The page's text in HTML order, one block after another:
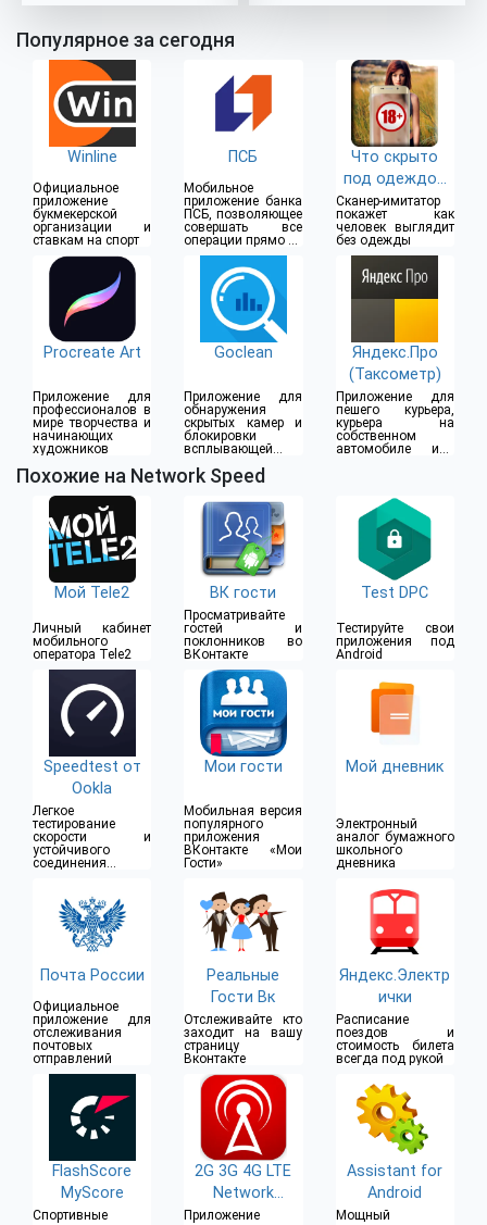
Популярное за сегодня
Winline
Официальное
приложение
букмекерской
организации и
ставкам на спорт
ПСБ
Мобильное
приложение банка
ПСБ, позволяющее
совершать все
операции прямо из
дома
Что скрыто
под одеждой
(18+)
Сканер-имитатор
покажет как
человек выглядит
без одежды
Procreate Art
Приложение для
профессионалов в
мире творчества и
начинающих
художников
Goclean
Приложение для
обнаружения
скрытых камер и
блокировки
всплывающей
Яндекс.Про
(Таксометр)
Приложение для
пешего курьера,
курьера на
собственном
автомобиле или
Похожие на Network Speed
Мой Tele2
Личный кабинет
мобильного
оператора Tele2
ВК гости
Просматривайте
гостей и
поклонников во
ВКонтакте
Test DPC
Тестируйте свои
приложения под
Android
Speedtest от
Ookla
Легкое
тестирование
скорости и
устойчивого
соединения в
Мои гости
Мобильная версия
популярного
приложения
ВКонтакте «Мои
Гости»
Мой дневник
Электронный
аналог бумажного
школьного
дневника
Почта России
Официальное
приложение для
отслеживания
почтовых
отправлений
Реальные
Гости Вк
Отслеживайте кто
заходит на вашу
страницу
Вконтакте
Яндекс.Электр
ички
Расписание
поездов и
стоимость билета
всегда под рукой
FlashScore
MyScore
Спортивные
2G 3G 4G LTE
Network
Monitor
Приложение
Assistant for
Android
Мощный